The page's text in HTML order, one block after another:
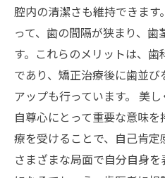
腔内の清潔さも維持できま
って、歯の間隔が狭まり、
す。これらのメリットは、
であり、矯正治療後に歯並
アップも行っています。 美
自尊心にとって重要な意味
療を受けることで、自己肯
さまざまな局面で自分自身